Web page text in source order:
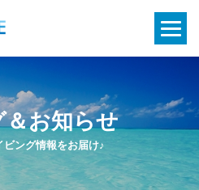
ビング情報をお届け♪
お知らせ